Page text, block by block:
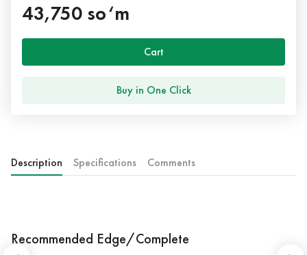
43,750 so‘m
Cart
Buy in One Click
Description Specifications Comments
Recommended Edge/Complete